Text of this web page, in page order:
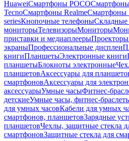
HuaweiСмартфоны POCO
TecnoСмартфоны RealmeСмартфоны
seriesКнопочные телефоны
мониторыТелевизорыМониторы
приставки и медиаплеерыПроекторы
экраныПрофессиональные дисплеи
книгиПланшетыЭлектронные книги
планшетыБлокноты электронные
планшетовАксессуары для
смартфоновАксессуары для
аксессуарыУмные часыФитнес-
детскиеУмные часы, фитнес-
для умных часовКабели для умных
смартфонов, планшетовЗарядные
планшетовЧехлы, защитные стекла
смартфоновЗащитные стекла для